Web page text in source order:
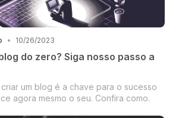
• 10/26/2023
do zero? Siga nosso passo a
um blog é a chave para o sucesso
agora mesmo o seu. Confira como.